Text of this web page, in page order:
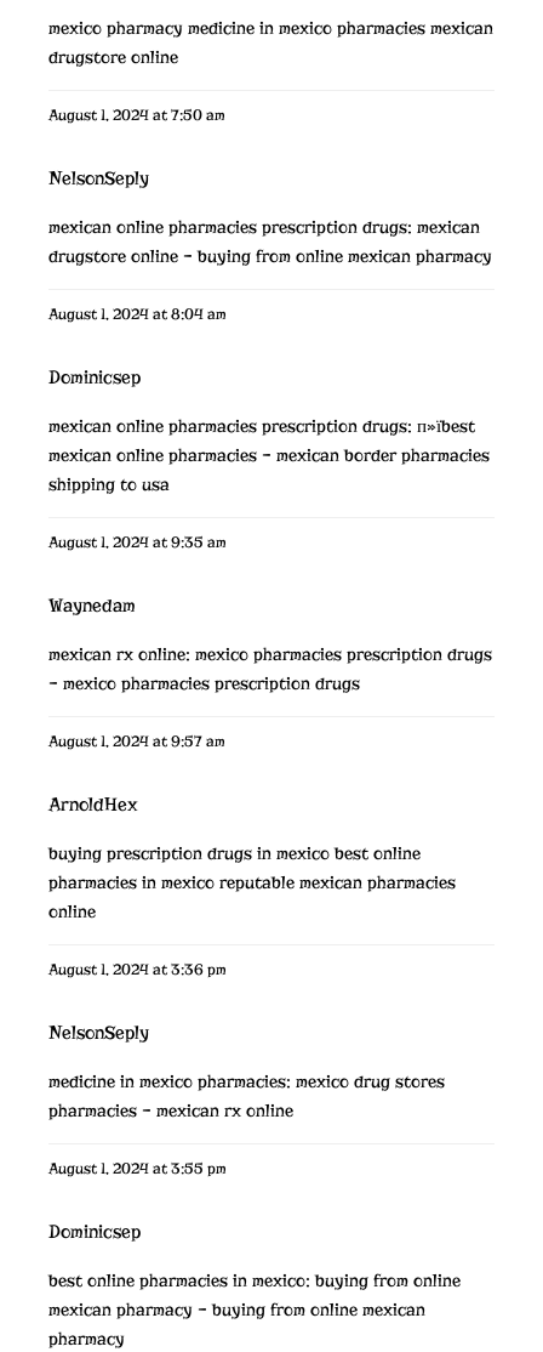
mexico pharmacy medicine in mexico pharmacies mexican
drugstore online
August 1, 2024 at 7:50 am
NelsonSeply
mexican online pharmacies prescription drugs: mexican
drugstore online – buying from online mexican pharmacy
August 1, 2024 at 8:04 am
Dominicsep
mexican online pharmacies prescription drugs: п»їbest
mexican online pharmacies – mexican border pharmacies
shipping to usa
August 1, 2024 at 9:35 am
Waynedam
mexican rx online: mexico pharmacies prescription drugs
– mexico pharmacies prescription drugs
August 1, 2024 at 9:57 am
ArnoldHex
buying prescription drugs in mexicobest online
pharmacies in mexico reputable mexican pharmacies
online
August 1, 2024 at 3:36 pm
NelsonSeply
medicine in mexico pharmacies: mexico drug stores
pharmacies – mexican rx online
August 1, 2024 at 3:55 pm
Dominicsep
best online pharmacies in mexico:buying from online
mexican pharmacy – buying from online mexican
pharmacy